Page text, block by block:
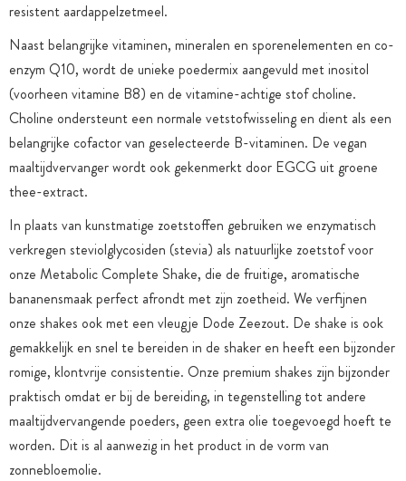
resistent aardappelzetmeel.
Naast belangrijke vitaminen, mineralen en sporenelementen en co-
enzym Q10, wordt de unieke poedermix aangevuld met inositol
(voorheen vitamine B8) en de vitamine-achtige stof choline.
Choline ondersteunt een normale vetstofwisseling en dient als een
belangrijke cofactor van geselecteerde B-vitaminen. De vegan
maaltijdvervanger wordt ook gekenmerkt door EGCG uit groene
thee-extract.
In plaats van kunstmatige zoetstoffen gebruiken we enzymatisch
verkregen steviolglycosiden (stevia) als natuurlijke zoetstof voor
onze Metabolic Complete Shake, die de fruitige, aromatische
bananensmaak perfect afrondt met zijn zoetheid. We verfijnen
onze shakes ook met een vleugje Dode Zeezout. De shake is ook
gemakkelijk en snel te bereiden in de shaker en heeft een bijzonder
romige, klontvrije consistentie. Onze premium shakes zijn bijzonder
praktisch omdat er bij de bereiding, in tegenstelling tot andere
maaltijdvervangende poeders, geen extra olie toegevoegd hoeft te
worden. Dit is al aanwezig in het product in de vorm van
zonnebloemolie.